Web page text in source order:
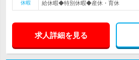
休暇
給休暇◆特別休暇◆産休・育休
求人詳細を見る